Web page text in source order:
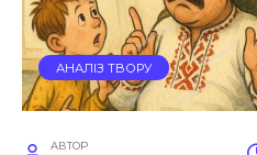
АНАЛІЗ ТВОРУ
АВТОР